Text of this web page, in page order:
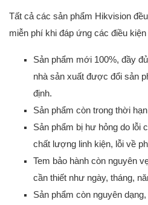
Tất cả các sản phẩm Hikvision
miễn phí khi đáp ứng các điều kiện
Sản phẩm mới 100%, đầy
nhà sản xuất được đổi sản
định.
Sản phẩm còn trong thời
Sản phẩm bị hư hỏng do lỗi
chất lượng linh kiện, lỗi về
Tem bảo hành còn nguyên
cần thiết như ngày, tháng,
Sản phẩm còn nguyên